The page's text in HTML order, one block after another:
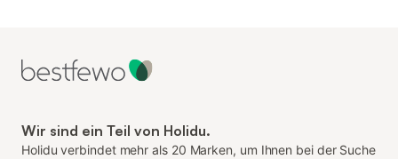
Wir sind ein Teil von Holidu.
Holidu verbindet mehr als 20 Marken, um Ihnen bei der Suche